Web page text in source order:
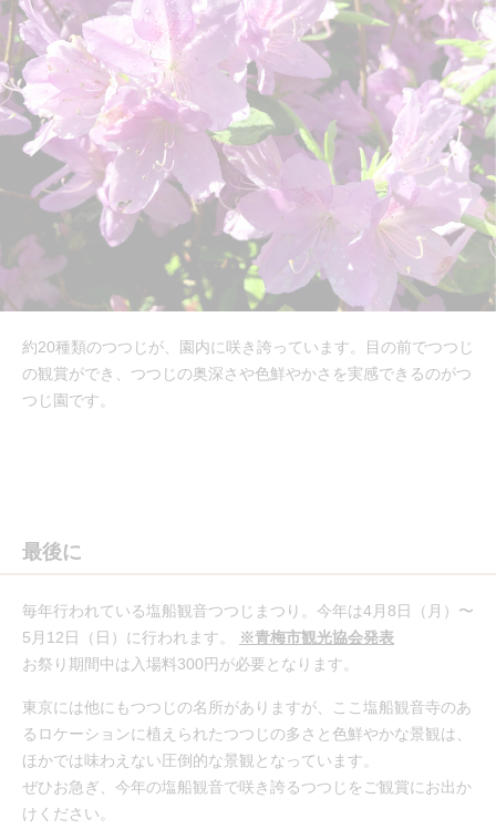
約20種類のつつじが、園内に咲き誇っています。目の前でつつじ
の観賞ができ、つつじの奥深さや色鮮やかさを実感できるのがつ
つじ園です。
最後に
毎年行われている塩船観音つつじまつり。今年は4月8日（月）〜
5月12日（日）に行われます。
※青梅市観光協会発表
お祭り期間中は入場料300円が必要となります。
東京には他にもつつじの名所がありますが、ここ塩船観音寺のあ
るロケーションに植えられたつつじの多さと色鮮やかな景観は、
ほかでは味わえない圧倒的な景観となっています。
ぜひお急ぎ、今年の塩船観音で咲き誇るつつじをご観賞にお出か
けください。